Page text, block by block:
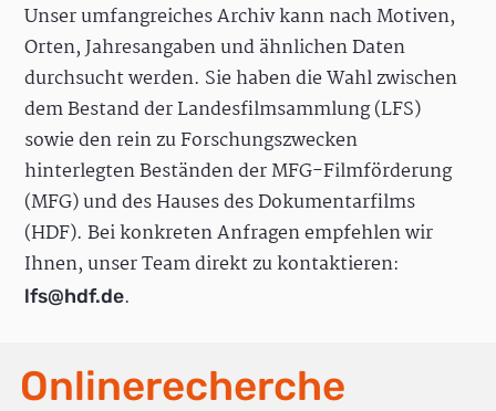
Unser umfangreiches Archiv kann nach Motiven,
Orten, Jahresangaben und ähnlichen Daten
durchsucht werden. Sie haben die Wahl zwischen
dem Bestand der Landesfilmsammlung (LFS)
sowie den rein zu Forschungszwecken
hinterlegten Beständen der MFG-Filmförderung
(MFG) und des Hauses des Dokumentarfilms
(HDF). Bei konkreten Anfragen empfehlen wir
Ihnen, unser Team direkt zu kontaktieren:
lfs@hdf.de.
Onlinerecherche